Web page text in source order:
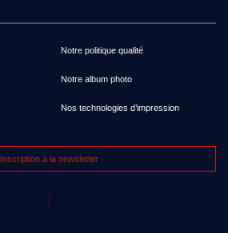
Notre politique qualité
Notre album photo
Nos technologies d’impression
Inscription à la newsletter